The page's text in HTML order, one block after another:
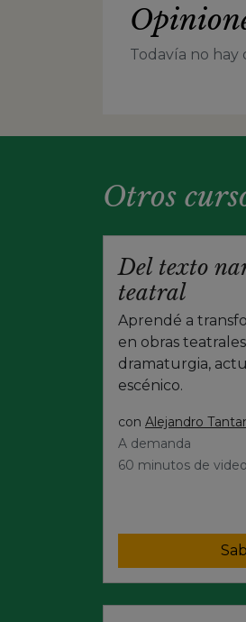
Todavía no hay
Otros
Del texto
teatral
Aprendé a
en obras
dramaturgia,
escénico.
con Alejandro
A demanda
60 minutos de